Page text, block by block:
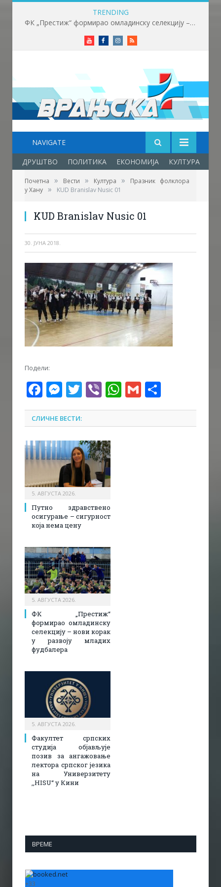
TRENDING
ФК „Престиж“ формирао омладинску селекцију – нови корак у развоју младих фудбалера
YoutubeFacebookInstagram
RSS
NAVIGATE
ДРУШТВО ПОЛИТИКА ЕКОНОМИЈА КУЛТУРА
Почетна » Вести » Култура »
Празник фолклора
у Хану » KUD Branislav Nusic 01
KUD Branislav Nusic 01
30. ЈУНА 2018.
Подели:
Facebook
Messenger
Twitter
ViberWhatsApp
Gmail
СЛИЧНЕ ВЕСТИ:
5. АВГУСТА 2026.
Путно здравствено
осигурање – сигурност
која нема цену
5. АВГУСТА 2026.
ФК „Престиж“
формирао омладинску
селекцију – нови корак
у развоју младих
фудбалера
5. АВГУСТА 2026.
Факултет српских
студија објављује
позив за ангажовање
лектора српског језика
на Универзитету
,,HISU“ у Кини
ВРЕМЕ
+33